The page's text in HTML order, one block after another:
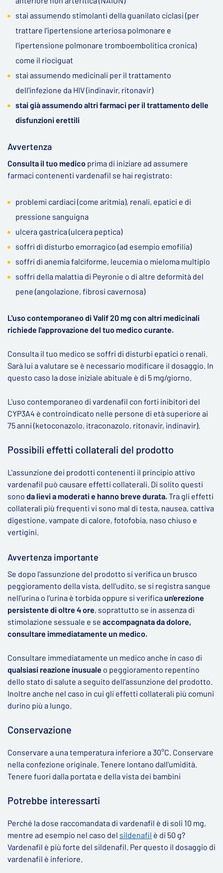
stai assumendo stimolanti della guanilato ciclasi (per
trattare l'ipertensione arteriosa polmonare e
l'ipertensione polmonare tromboembolitica cronica)
come il riociguat
stai assumendo medicinali per il trattamento
dell'infezione da HIV (indinavir, ritonavir)
stai già assumendo altri farmaci per il trattamento delle
disfunzioni erettili
Avvertenza
Consulta il tuo medico prima di iniziare ad assumere
farmaci contenenti vardenafil se hai registrato:
problemi cardiaci (come aritmia), renali, epatici e di
pressione sanguigna
ulcera gastrica (ulcera peptica)
soffri di disturbo emorragico (ad esempio emofilia)
soffri di anemia falciforme, leucemia o mieloma multiplo
soffri della malattia di Peyronie o di altre deformità del
pene (angolazione, fibrosi cavernosa)
L'uso contemporaneo di Valif 20 mg con altri medicinali
richiede l'approvazione del tuo medico curante.
Consulta il tuo medico se soffri di disturbi epatici o renali.
Sarà lui a valutare se è necessario modificare il dosaggio. In
questo caso la dose iniziale abituale è di 5 mg/giorno.
L'uso contemporaneo di vardenafil con forti inibitori del
CYP3A4 è controindicato nelle persone di età superiore ai
75 anni (ketoconazolo, itraconazolo, ritonavir, indinavir).
Possibili effetti collaterali del prodotto
L'assunzione dei prodotti contenenti il principio attivo
vardenafil può causare effetti collaterali. Di solito questi
sono da lievi a moderati e hanno breve durata.Tra gli effetti
collaterali più frequenti vi sono mal di testa, nausea, cattiva
digestione, vampate di calore, fotofobia, naso chiuso e
vertigini.
Avvertenza importante
Se dopo l'assunzione del prodotto si verifica un brusco
peggioramento della vista, dell'udito, se si registra sangue
nell'urina o l'urina è torbida oppure si verifica un'erezione
persistente di oltre 4 ore, soprattutto se in assenza di
stimolazione sessuale e se accompagnata da dolore,
consultare immediatamente un medico.
Consultare immediatamente un medico anche in caso di
qualsiasi reazione inusuale o peggioramento repentino
dello stato di salute a seguito dell'assunzione del prodotto.
Inoltre anche nel caso in cui gli effetti collaterali più comuni
durino più a lungo.
Conservazione
Conservare a una temperatura inferiore a 30°C. Conservare
nella confezione originale. Tenere lontano dall'umidità.
Tenere fuori dalla portata e della vista dei bambini
Potrebbe interessarti
Perché la dose raccomandata di vardenafil è di soli 10 mg,
mentre ad esempio nel caso del sildenafil è di 50 g?
Vardenafil è più forte del sildenafil. Per questo il dosaggio di
vardenafil è inferiore.